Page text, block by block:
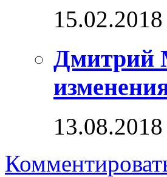
Дмитрий